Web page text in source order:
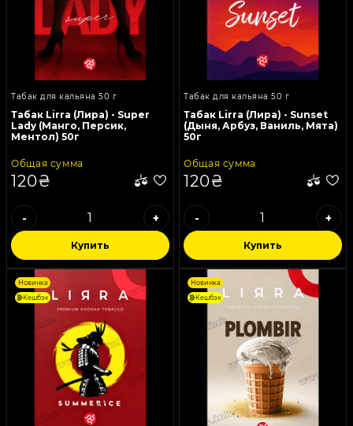
Табак для кальяна 50 г
Табак Lirra (Лира) - Super
Lady (Манго, Персик,
Ментол) 50г
Общая сумма
120₴
- +
Купить
Табак для кальяна 50 г
Табак Lirra (Лира) - Sunset
(Дыня, Арбуз, Ваниль, Мята)
50г
Общая сумма
120₴
- +
Купить
Новинка
Кешбэк
Новинка
Кешбэк